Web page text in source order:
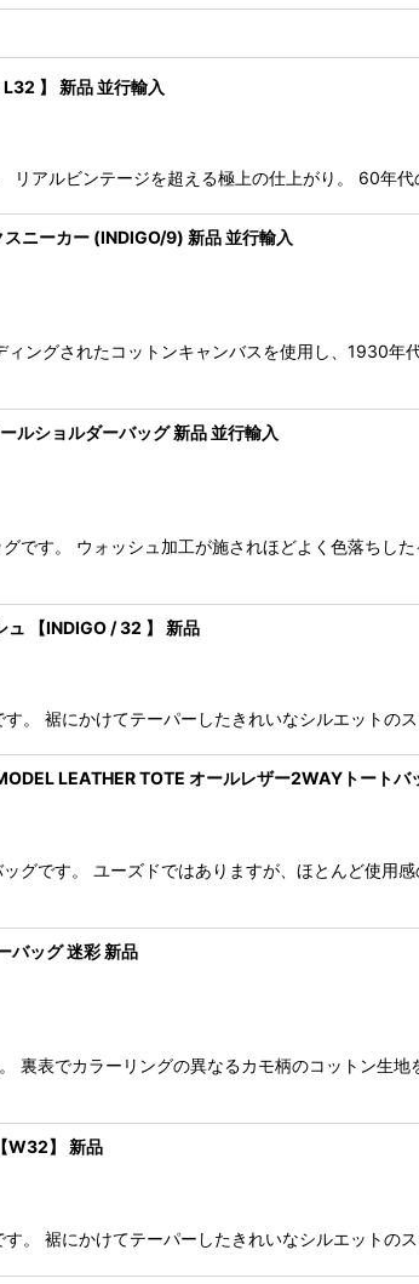
】 新品 並行輸入
リアルビンテージを超える極上の仕上がり。 60年
スニーカー (INDIGO/9) 新品 並行輸入
ングされたコットンキャンバスを使用し、1930
ルショルダーバッグ 新品 並行輸入
です。 ウォッシュ加工が施されほどよく色落ちし
ュ 【INDIGO / 32 】 新品
。 裾にかけてテーパーしたきれいなシルエット
LEATHER TOTE オールレザー2WAYトート
グです。 ユーズドではありますが、ほとんど使用
バッグ 迷彩 新品
裏表でカラーリングの異なるカモ柄のコットン生
W32】 新品
。 裾にかけてテーパーしたきれいなシルエット